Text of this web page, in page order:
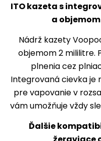
ITO kazeta s
a
Nádrž kazety
objemom 2 mililitre.
plnenia cez
Integrovaná cievka je
pre vapovanie v
vám umožňuje vždy
Ďalšie